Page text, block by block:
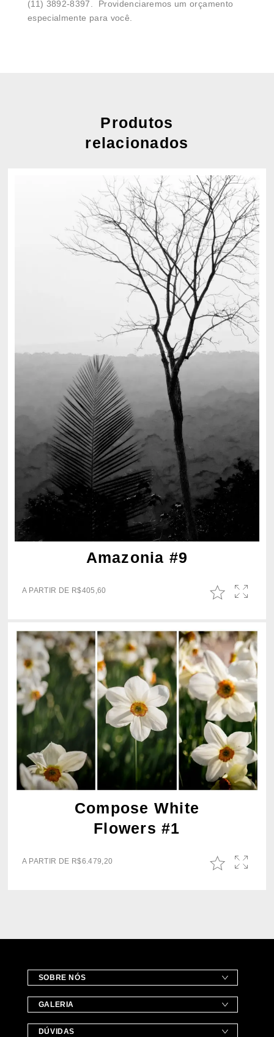
(11) 3892-8397. Providenciaremos um orçamento
especialmente para você.
Produtos
relacionados
Amazonia #9
A PARTIR DE R$405,60
Compose White
Flowers #1
A PARTIR DE R$6.479,20
SOBRE NÓS
GALERIA
DÚVIDAS